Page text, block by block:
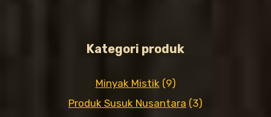
Kategori produk
Minyak Mistik (9)
Produk Susuk Nusantara (3)